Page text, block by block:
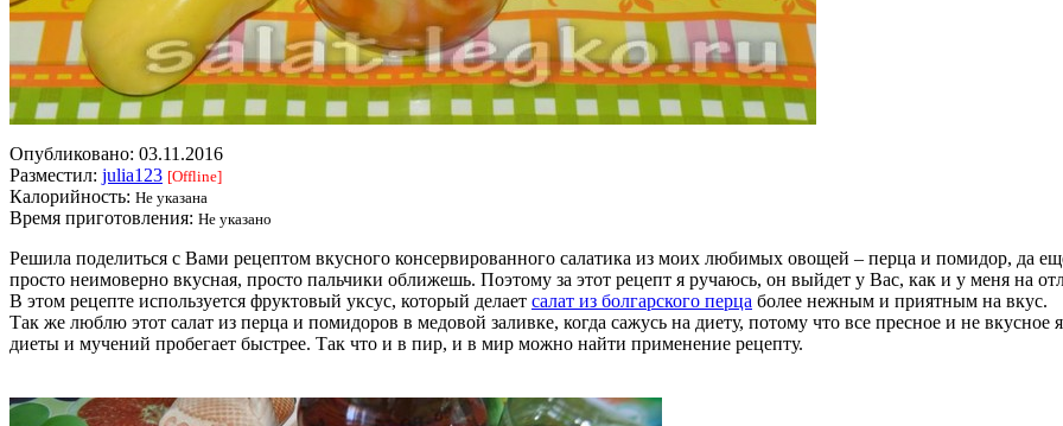
Опубликовано: 03.11.2016
Разместил: julia123 [Offline]
Калорийность: Не указана
Время приготовления: Не указано
Решила поделиться с Вами рецептом вкусного консервированного салатика из моих любимых овощей – перца и помидор, да
просто неимоверно вкусная, просто пальчики оближешь. Поэтому за этот рецепт я ручаюсь, он выйдет у Вас, как и у меня на
В этом рецепте используется фруктовый уксус, который делает салат из болгарского перца более нежным и приятным на вкус.
Так же люблю этот салат из перца и помидоров в медовой заливке, когда сажусь на диету, потому что все пресное и не
диеты и мучений пробегает быстрее. Так что и в пир, и в мир можно найти применение рецепту.